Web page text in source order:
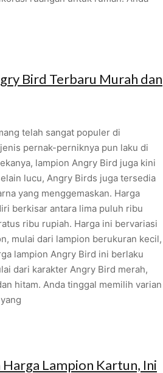
Bird Terbaru Murah dan
telah sangat populer di
pernak-perniknya pun laku di
lampion Angry Bird juga kini
lucu, Angry Birds juga tersedia
yang menggemaskan. Harga
berkisar antara lima puluh ribu
ribu rupiah. Harga ini bervariasi
mulai dari lampion berukuran kecil,
lampion Angry Bird ini berlaku
dari karakter Angry Bird merah,
hitam. Anda tinggal memilih varian
Harga Lampion Kartun, Ini